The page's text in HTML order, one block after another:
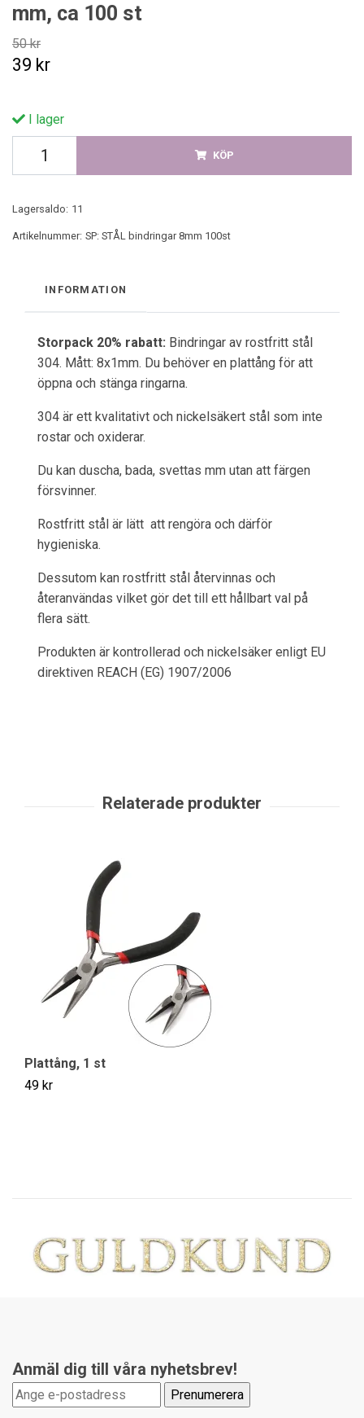
mm, ca 100 st
50 kr
39 kr
I lager
KÖP
Lagersaldo: 11
Artikelnummer: SP: STÅL bindringar 8mm 100st
INFORMATION
Storpack 20% rabatt: Bindringar av rostfritt stål
304. Mått: 8x1mm. Du behöver en plattång för att
öppna och stänga ringarna.
304 är ett kvalitativt och nickelsäkert stål som inte
rostar och oxiderar.
Du kan duscha, bada, svettas mm utan att färgen
försvinner.
Rostfritt stål är lätt att rengöra och därför
hygieniska.
Dessutom kan rostfritt stål återvinnas och
återanvändas vilket gör det till ett hållbart val på
flera sätt.
Produkten är kontrollerad och nickelsäker enligt EU
direktiven REACH (EG) 1907/2006
Plattång, 1 st
49 kr
Anmäl dig till våra nyhetsbrev!